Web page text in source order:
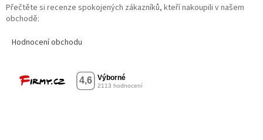
Přečtěte si recenze spokojených zákazníků, kteří nakoupili v našem
obchodě:
Hodnocení obchodu